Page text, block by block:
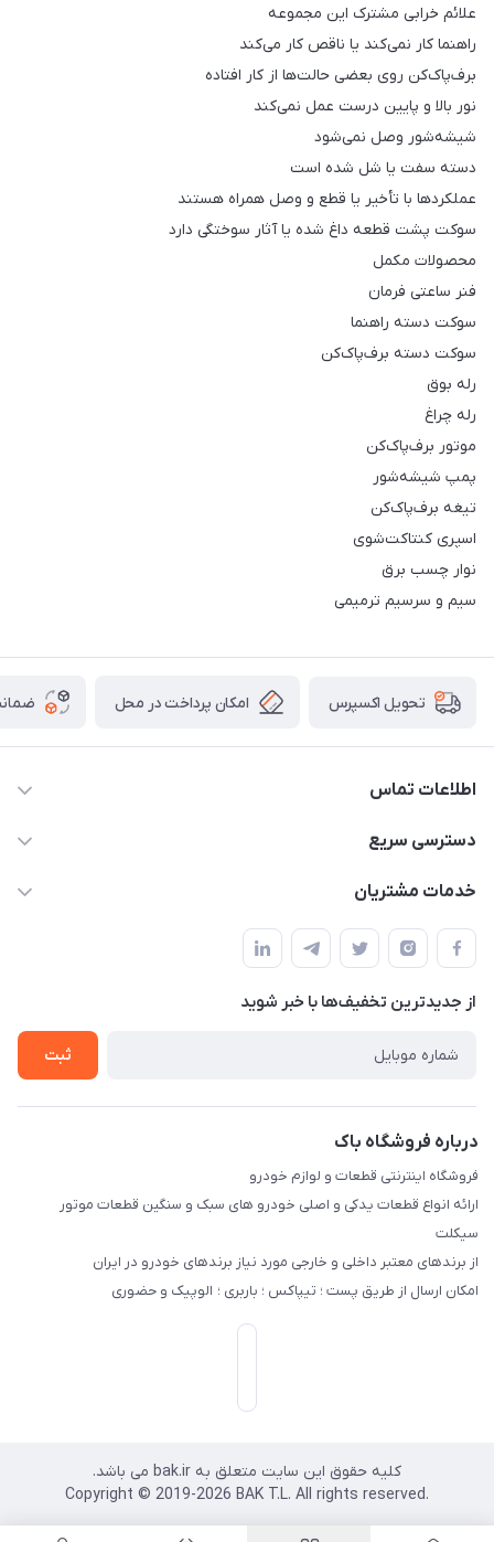
علائم خرابی مشترک این مجموعه
راهنما کار نمی‌کند یا ناقص کار می‌کند
برف‌پاک‌کن روی بعضی حالت‌ها از کار افتاده
نور بالا و پایین درست عمل نمی‌کند
شیشه‌شور وصل نمی‌شود
دسته سفت یا شل شده است
عملکردها با تأخیر یا قطع و وصل همراه هستند
سوکت پشت قطعه داغ شده یا آثار سوختگی دارد
محصولات مکمل
فنر ساعتی فرمان
سوکت دسته راهنما
سوکت دسته برف‌پاک‌کن
رله بوق
رله چراغ
موتور برف‌پاک‌کن
پمپ شیشه‌شور
تیغه برف‌پاک‌کن
اسپری کنتاکت‌شوی
نوار چسب برق
سیم و سرسیم ترمیمی
تحویل اکسپرس امکان پرداخت در محل
اطلاعات تماس
09021000855
دسترسی سریع
حساب کاربری
لیست محصولات
درباره ما
خدمات مشتریان
قوانین و مقررات
حریم خصوصی
راهنما
از جدید‌ترین تخفیف‌ها با‌ خبر شوید
ثبت
درباره فروشگاه باک
فروشگاه اینترنتی قطعات و لوازم خودرو
ارائه انواع قطعات یدکی و اصلی خودرو های سبک و سنگین قطعات موتور
سیکلت
از برندهای معتبر داخلی و خارجی مورد نیاز برندهای خودرو در ایران
امکان ارسال از طریق پست ؛ تیپاکس ؛ باربری ؛ الوپیک و حضوری
کلیه حقوق این سایت متعلق به bak.ir می باشد.
.Copyright © 2019-2026 BAK T.L. All rights reserved